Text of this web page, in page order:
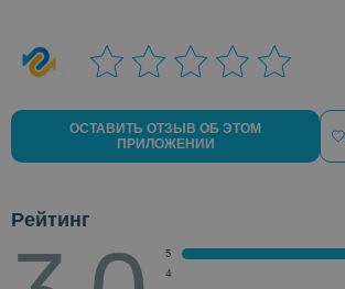
ОСТАВИТЬ ОТЗЫВ ОБ ЭТОМ
ПРИЛОЖЕНИИ
Рейтинг
5
4